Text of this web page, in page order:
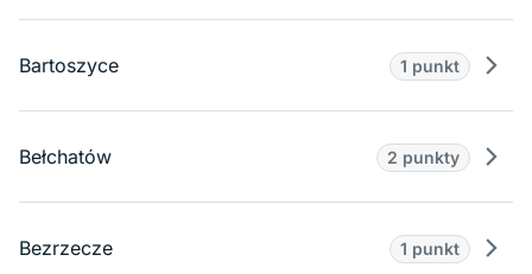
Bartoszyce 1 punkt
Bełchatów 2 punkty
Bezrzecze 1 punkt